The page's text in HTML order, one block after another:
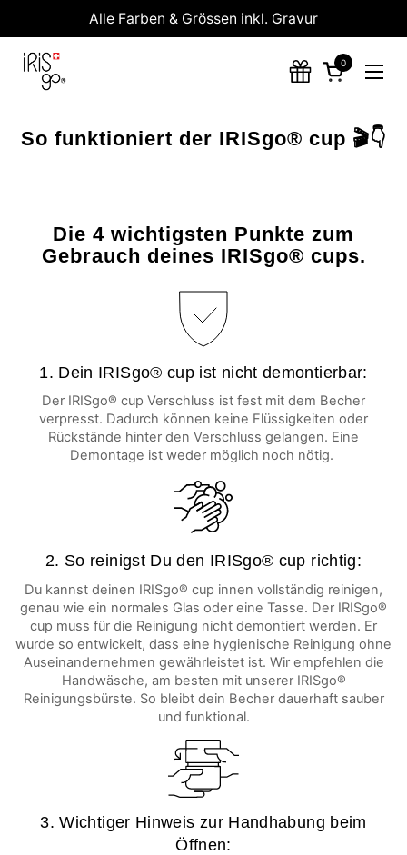
Zum Inhalt springenAlle Farben & Grössen inkl. Gravur
Warenkorb
0
So funktioniert der IRISgo® cup 🎬👇
Die 4 wichtigsten Punkte zum
Gebrauch deines IRISgo® cups.
1. Dein IRISgo® cup ist nicht demontierbar:
Der IRISgo® cup Verschluss ist fest mit dem Becher
verpresst. Dadurch können keine Flüssigkeiten oder
Rückstände hinter den Verschluss gelangen. Eine
Demontage ist weder möglich noch nötig.
2. So reinigst Du den IRISgo® cup richtig:
Du kannst deinen IRISgo® cup innen vollständig reinigen,
genau wie ein normales Glas oder eine Tasse. Der IRISgo®
cup muss für die Reinigung nicht demontiert werden. Er
wurde so entwickelt, dass eine hygienische Reinigung ohne
Auseinandernehmen gewährleistet ist. Wir empfehlen die
Handwäsche, am besten mit unserer IRISgo®
Reinigungsbürste. So bleibt dein Becher dauerhaft sauber
und funktional.
3. Wichtiger Hinweis zur Handhabung beim
Öffnen: